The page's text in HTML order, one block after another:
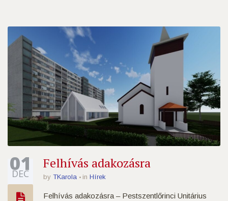
01
DEC
Felhívás adakozásra
by TKarola in Hírek
Felhívás adakozásra – Pestszentlőrinci Unitárius